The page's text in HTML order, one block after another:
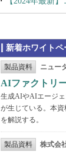
新着ホワイトペ
製品資料 ニュー
AIファクトリ
生成AIやAIエージ
が生じている。本
を解説する。
製品資料 株式会